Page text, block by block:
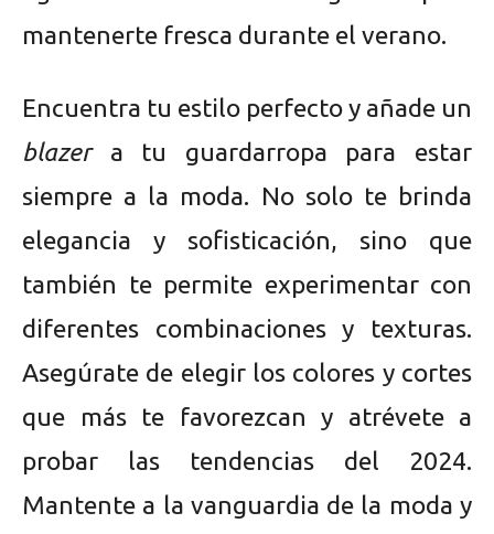
mantenerte fresca durante el verano.
Encuentra tu estilo perfecto y añade un
blazera tu guardarropa para estar
siempre a la moda. No solo te brinda
elegancia y sofisticación, sino que
también te permite experimentar con
diferentes combinaciones y texturas.
Asegúrate de elegir los colores y cortes
que más te favorezcan y atrévete a
probar las tendencias del 2024.
Mantente a la vanguardia de la moda y